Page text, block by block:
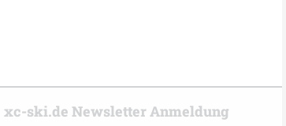
xc-ski.de Newsletter Anmeldung